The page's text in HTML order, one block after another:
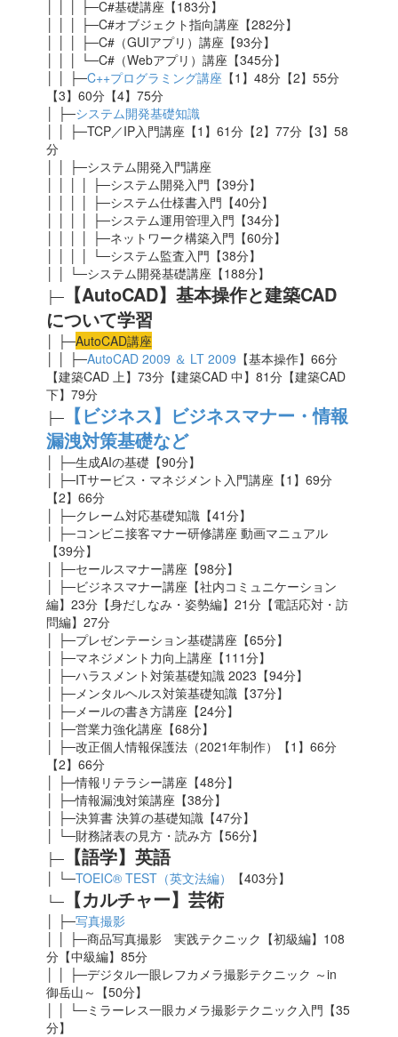
│ │ │ ├─C#基礎講座【183分】
│ │ │ ├─C#オブジェクト指向講座【282分】
│ │ │ ├─C#（GUIアプリ）講座【93分】
│ │ │ └─C#（Webアプリ）講座【345分】
│ │ ├─C++プログラミング講座 【1】48分【2】55分
【3】60分【4】75分
│ ├─システム開発基礎知識
│ │ ├─TCP／IP入門講座【1】61分【2】77分【3】58
分
│ │ ├─システム開発入門講座
│ │ │ │ ├─システム開発入門【39分】
│ │ │ │ ├─システム仕様書入門【40分】
│ │ │ │ ├─システム運用管理入門【34分】
│ │ │ │ ├─ネットワーク構築入門【60分】
│ │ │ │ └─システム監査入門【38分】
│ │ └─システム開発基礎講座【188分】
├─ 【AutoCAD】基本操作と建築CAD
について学習
│ ├─AutoCAD講座
│ │ ├─AutoCAD 2009 ＆ LT 2009 【基本操作】66分
【建築CAD 上】73分【建築CAD 中】81分【建築CAD
下】79分
├─ 【ビジネス】ビジネスマナー・情報
漏洩対策基礎など
│ ├─生成AIの基礎 【90分】
│ ├─ITサービス・マネジメント入門講座【1】69分
【2】66分
│ ├─クレーム対応基礎知識【41分】
│ ├─コンビニ接客マナー研修講座 動画マニュアル
【39分】
│ ├─セールスマナー講座【98分】
│ ├─ビジネスマナー講座【社内コミュニケーション
編】23分【身だしなみ・姿勢編】21分【電話応対・訪
問編】27分
│ ├─プレゼンテーション基礎講座【65分】
│ ├─マネジメント力向上講座【111分】
│ ├─ハラスメント対策基礎知識 2023 【94分】
│ ├─メンタルヘルス対策基礎知識【37分】
│ ├─メールの書き方講座【24分】
│ ├─営業力強化講座【68分】
│ ├─改正個人情報保護法（2021年制作）【1】66分
【2】66分
│ ├─情報リテラシー講座【48分】
│ ├─情報漏洩対策講座【38分】
│ ├─決算書 決算の基礎知識【47分】
│ └─財務諸表の見方・読み方【56分】
├─ 【語学】英語
│ └─TOEIC® TEST（英文法編）
【403分】
└─ 【カルチャー】芸術
│ ├─写真撮影
│ │ ├─商品写真撮影 実践テクニック【初級編】108
分【中級編】85分
│ │ ├─デジタル一眼レフカメラ撮影テクニック ～in
御岳山～【50分】
│ │ └─ミラーレス一眼カメラ撮影テクニック入門【35
分】